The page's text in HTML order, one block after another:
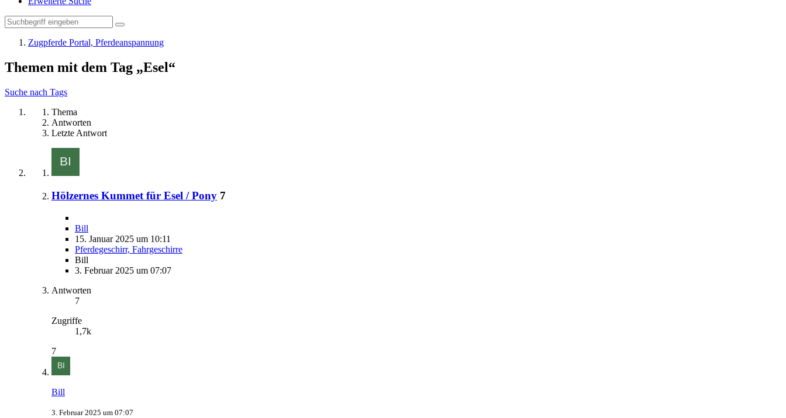
Zugpferde Portal, Pferdeanspannung
Themen mit dem Tag „Esel“
Suche nach Tags
Thema
Antworten
Letzte Antwort
Hölzernes Kummet für Esel / Pony 7
Bill
15. Januar 2025 um 10:11
Pferdegeschirr, Fahrgeschirre
Bill
3. Februar 2025 um 07:07
Antworten
7
Zugriffe
1,7k
7
Bill
3. Februar 2025 um 07:07